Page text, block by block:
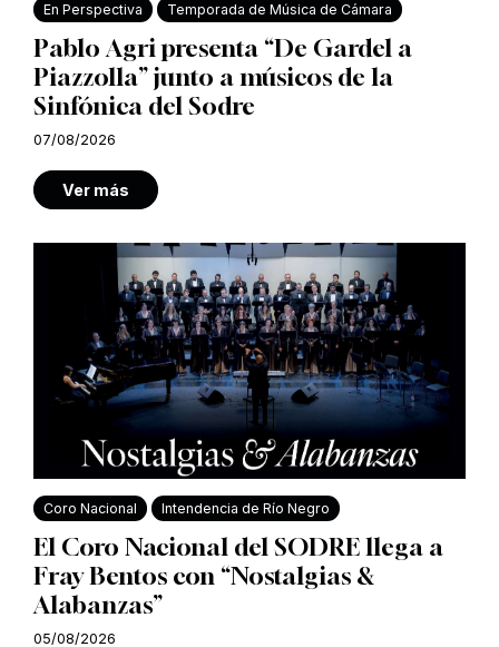
En Perspectiva Temporada de Música de Cámara
Pablo Agri presenta “De Gardel a
Piazzolla” junto a músicos de la
Sinfónica del Sodre
07/08/2026
Ver más
Coro Nacional Intendencia de Río Negro
El Coro Nacional del SODRE llega a
Fray Bentos con “Nostalgias &
Alabanzas”
05/08/2026